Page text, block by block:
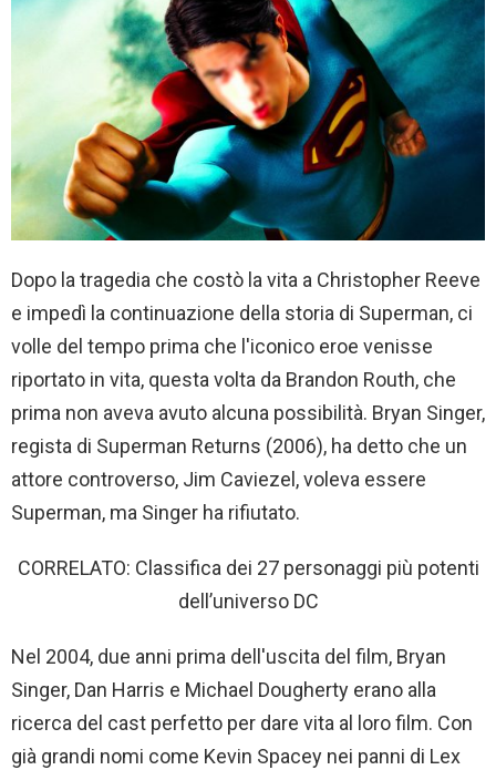
Dopo la tragedia che costò la vita a Christopher Reeve
e impedì la continuazione della storia di Superman, ci
volle del tempo prima che l'iconico eroe venisse
riportato in vita, questa volta da Brandon Routh, che
prima non aveva avuto alcuna possibilità. Bryan Singer,
regista di Superman Returns (2006), ha detto che un
attore controverso, Jim Caviezel, voleva essere
Superman, ma Singer ha rifiutato.
CORRELATO: Classifica dei 27 personaggi più potenti
dell’universo DC
Nel 2004, due anni prima dell'uscita del film, Bryan
Singer, Dan Harris e Michael Dougherty erano alla
ricerca del cast perfetto per dare vita al loro film. Con
già grandi nomi come Kevin Spacey nei panni di Lex